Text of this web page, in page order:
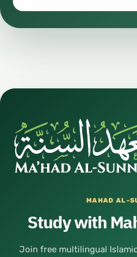
MAHAD AL-
Study with
Join free multilingual